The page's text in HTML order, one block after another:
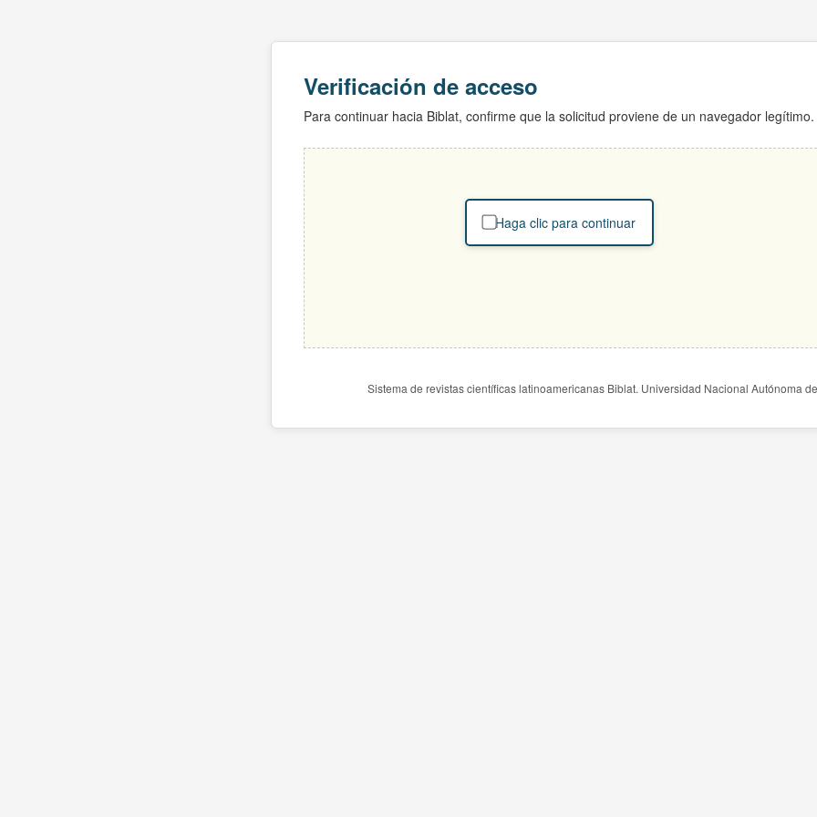
Verificación de acceso
Para continuar hacia Biblat, confirme que la solicitud proviene de un navegador legítimo.
Haga clic para continuar
Sistema de revistas científicas latinoamericanas Biblat. Universidad Nacional Autónoma